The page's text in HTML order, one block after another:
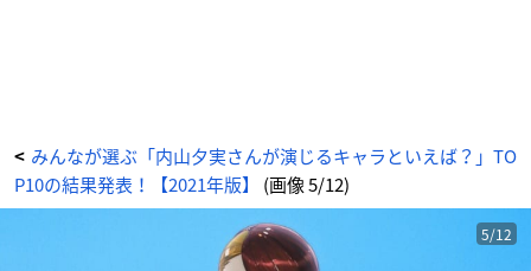
< みんなが選ぶ「内山夕実さんが演じるキャラといえば？」TO
P10の結果発表！【2021年版】 (画像 5/12)
5/12